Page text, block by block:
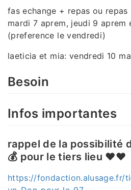
fas echange + repas ou repas
mardi 7 aprem, jeudi 9 aprem
(preference le vendredi)
laeticia et mia: vendredi 10
Besoin
Infos importantes
rappel de la possibilité
💰 pour le tiers lieu ♥️♥️
https://fondaction.alusage.fr/